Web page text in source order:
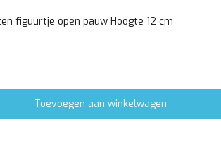
figuurtje open pauw Hoogte 12 cm
Toevoegen aan winkelwagen